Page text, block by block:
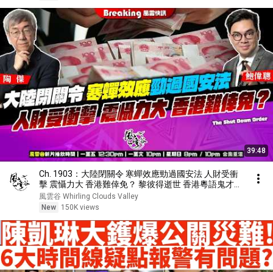
39:48
Ch. 1903：大陸閉關令 寒蟬效應勁過國安法 人財受衝
擊 震懾力大 香港難倖免？ 黎彼得逝世 香港粵語鬼才殞
落｜風雲快訊｜2026/08/06
風雲谷 Whirling Clouds Valley
New
150K views